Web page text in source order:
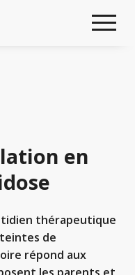
en
thérapeutique
de
répond aux